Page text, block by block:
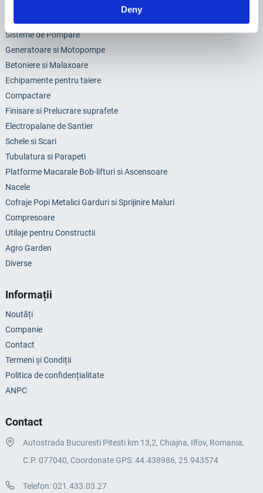
Deny
Sisteme de Pompare
Generatoare si Motopompe
Betoniere si Malaxoare
Echipamente pentru taiere
Compactare
Finisare si Prelucrare suprafete
Electropalane de Santier
Schele si Scari
Tubulatura si Parapeti
Platforme Macarale Bob-lifturi si Ascensoare
Nacele
Cofraje Popi Metalici Garduri si Sprijinire Maluri
Compresoare
Utilaje pentru Constructii
Agro Garden
Diverse
Informații
Noutăți
Companie
Contact
Termeni și Condiții
Politica de confidențialitate
ANPC
Contact
Autostrada Bucuresti Pitesti km 13,2, Chiajna, Ilfov, Romania,
C.P. 077040, Coordonate GPS: 44.438986, 25.943574
Telefon:021.433.03.27